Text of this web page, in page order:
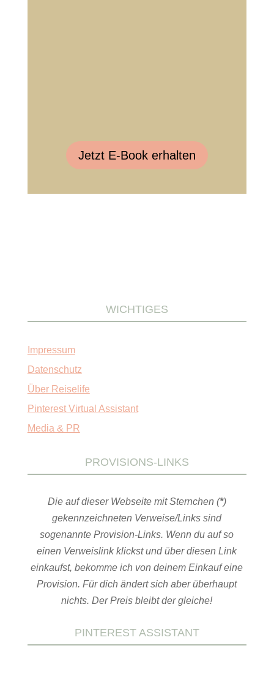
Jetzt E-Book erhalten
WICHTIGES
Impressum
Datenschutz
Über Reiselife
Pinterest Virtual Assistant
Media & PR
PROVISIONS-LINKS
Die auf dieser Webseite mit Sternchen (*)
gekennzeichneten Verweise/Links sind
sogenannte Provision-Links. Wenn du auf so
einen Verweislink klickst und über diesen Link
einkaufst, bekomme ich von deinem Einkauf eine
Provision. Für dich ändert sich aber überhaupt
nichts. Der Preis bleibt der gleiche!
PINTEREST ASSISTANT